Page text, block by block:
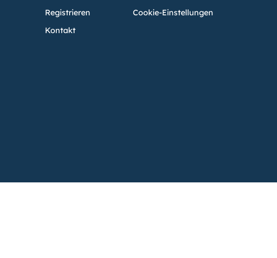
Registrieren
Kontakt
Cookie-Einstellungen